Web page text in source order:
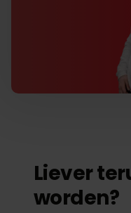
Liever
worden?